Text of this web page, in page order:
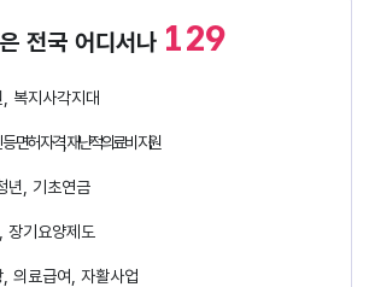
전국 어디서나 129
복지사각지대
면허 자격, 재난적의료비 지원
년, 기초연금
장기요양제도
, 의료급여, 자활사업